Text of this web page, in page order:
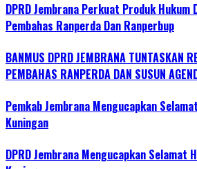
DPRD Jembrana Perkuat Produk Hukum
Pembahas Ranperda Dan Ranperbup
BANMUS DPRD JEMBRANA TUNTASKAN
PEMBAHAS RANPERDA DAN SUSUN
Pemkab Jembrana Mengucapkan
Kuningan
DPRD Jembrana Mengucapkan Selamat